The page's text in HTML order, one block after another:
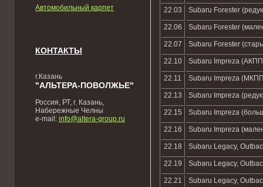
Автомобильный карпет
КОНТАКТЫ
г.Казань
"АЛЬТЕРА-ПОВОЛЖЬЕ"
Россия, РТ, г. Казань,
Набережные Челны
e-mail: info@altera-group.ru
22.03 Subaru Forester
22.06 Subaru Forester
22.07 Subaru Forester
22.10 Subaru Impreza
22.11 Subaru Impreza
22.13 Subaru Impreza
22.15 Subaru Impreza
22.16 Subaru Impreza
22.18 Subaru Legacy,
22.19 Subaru Legacy,
22.21 Subaru Legacy,